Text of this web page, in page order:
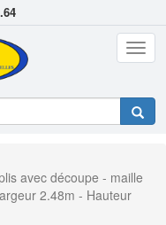
avec découpe - maille
2.48m - Hauteur